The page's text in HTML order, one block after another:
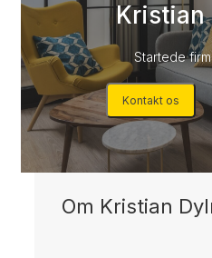
Kristian
Startede
Kontakt os
Om Kristian